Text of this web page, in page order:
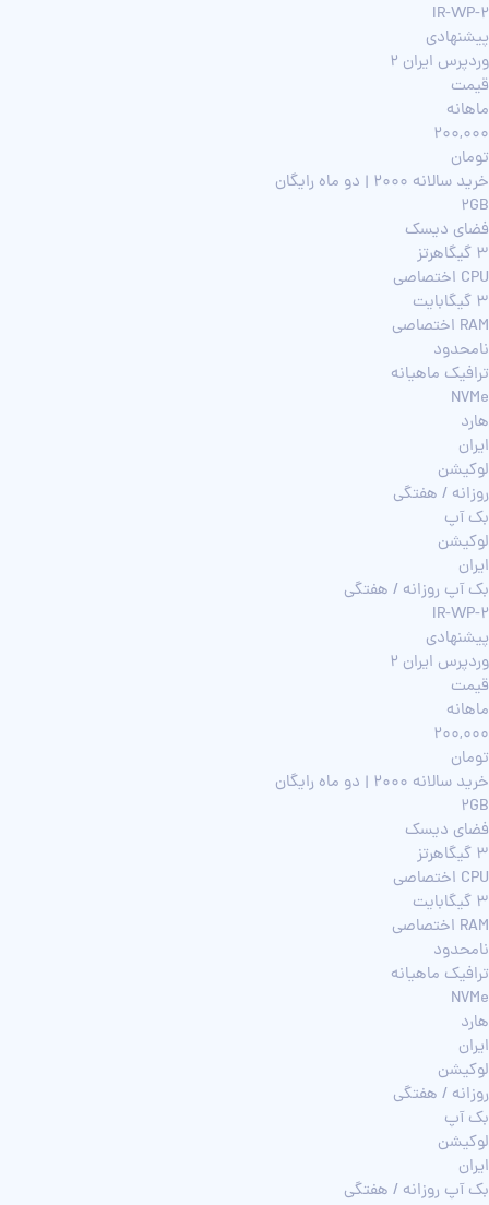
IR-WP-2
پیشنهادی
وردپرس ایران 2
قیمت
ماهانه
200,000
تومان
خرید سالانه 2000 | دو ماه رایگان
2GB
فضای دیسک
3 گیگاهرتز
CPU اختصاصی
3 گیگابایت
RAM اختصاصی
نامحدود
ترافیک ماهیانه
NVMe
هارد
ایران
لوکیشن
روزانه / هفتگی
بک آپ
لوکیشن
ایران
بک آپ روزانه / هفتگی
IR-WP-2
پیشنهادی
وردپرس ایران 2
قیمت
ماهانه
200,000
تومان
خرید سالانه 2000 | دو ماه رایگان
2GB
فضای دیسک
3 گیگاهرتز
CPU اختصاصی
3 گیگابایت
RAM اختصاصی
نامحدود
ترافیک ماهیانه
NVMe
هارد
ایران
لوکیشن
روزانه / هفتگی
بک آپ
لوکیشن
ایران
بک آپ روزانه / هفتگی